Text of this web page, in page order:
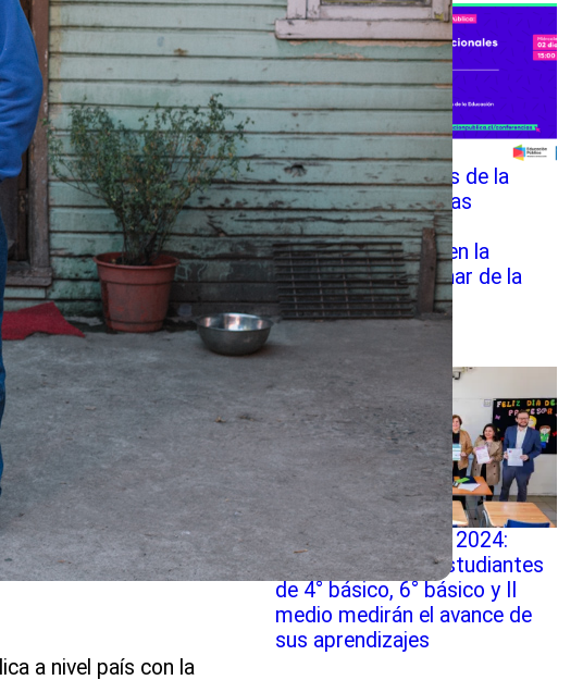
a nivel país con la
Doctora en Ciencias de la
Educación aborda las
experiencias
socioemocionales en la
pandemia en Webinar de la
Educación Pública
Comienza el Simce 2024:
cerca de 800 mil estudiantes
de 4° básico, 6° básico y II
medio medirán el avance de
sus aprendizajes